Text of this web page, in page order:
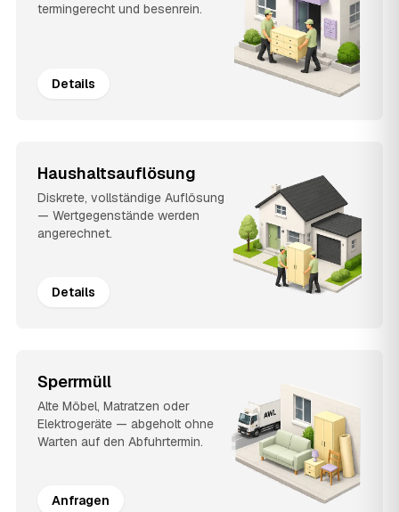
termingerecht und besenrein.
Details
Haushaltsauflösung
Diskrete, vollständige Auflösung
— Wertgegenstände werden
angerechnet.
Details
Sperrmüll
Alte Möbel, Matratzen oder
Elektrogeräte — abgeholt ohne
Warten auf den Abfuhrtermin.
Anfragen